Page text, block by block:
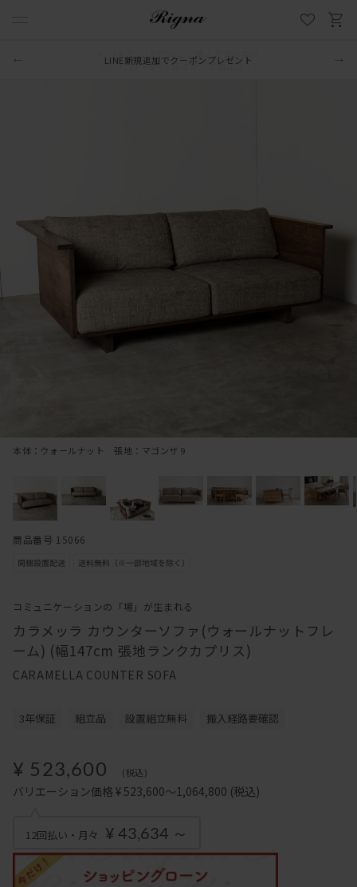
LINE新規追加でクーポンプレゼント
コミュニケーションの「場」が生まれる
カラメッラ カウンターソファ(ウォールナットフレ
ーム) (幅147cm 張地ランクカプリス)
CARAMELLA COUNTER SOFA
本体：ウォールナット 張地：マゴンザ 9
3年保証 組立品 設置組立無料 搬入経路要確認
¥ 523,600 (税込)
バリエーション価格 ¥ 523,600～1,064,800 (税込)
12回払い・月々 ¥ 43,634 ～
商品番号 15066